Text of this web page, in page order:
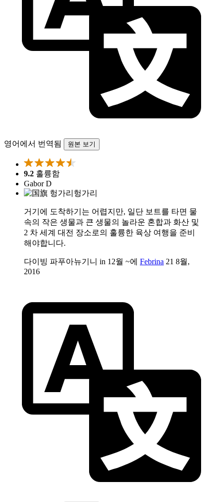
영어에서 번역됨 원본 보기
9.2 훌륭함
Gabor D
헝가리
거기에 도착하기는 어렵지만, 일단 보트를 타면 물
속의 작은 생물과 큰 생물의 놀라운 혼합과 화산 및
2 차 세계 대전 장소로의 훌륭한 육상 여행을 준비
해야합니다.
다이빙 파푸아뉴기니 in 12월 ~에 Febrina 21 8월,
2016